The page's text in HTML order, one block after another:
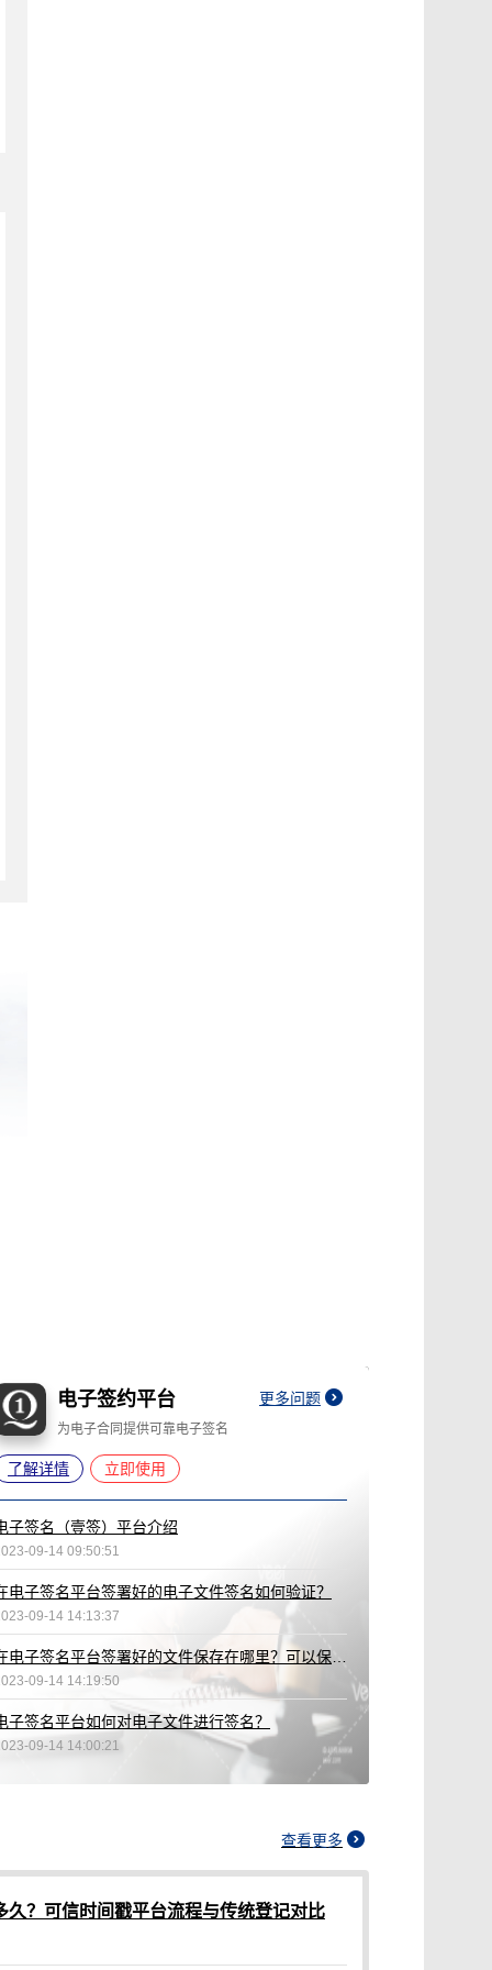
电子签约平台 更多问题
为电子合同提供可靠电子签名
了解详情 立即使用
子签名（壹签）平台介绍
09-14 09:50:51
电子签名平台签署好的电子文件签名如何验证？
09-14 14:13:37
09-14 14:19:50
子签名平台如何对电子文件进行签名？
09-14 14:00:21
查看更多
久？可信时间戳平台流程与传统登记对比